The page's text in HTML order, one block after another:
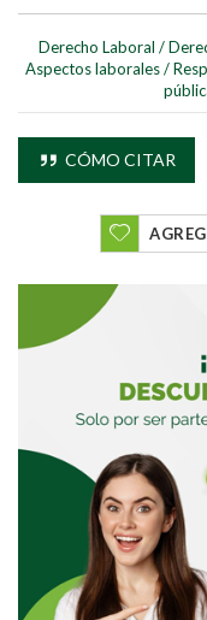
Derecho Laboral /
Aspectos laborales/
CÓMO CITAR